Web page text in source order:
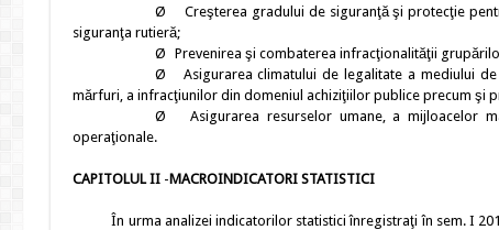
Ø
Creşterea gradului de siguranţă şi protecţie
siguranţa rutieră;
Ø Prevenirea şi combaterea infracţionalităţii
Ø
Asigurarea climatului de legalitate a mediului
mărfuri, a infracţiunilor din domeniul achiziţiilor publice precum şi
Ø
Asigurarea resurselor umane, a mijloacelor
operaţionale.
CAPITOLUL II -MACROINDICATORI STATISTICI
În urma analizei indicatorilor statistici înregistraţi în sem. I